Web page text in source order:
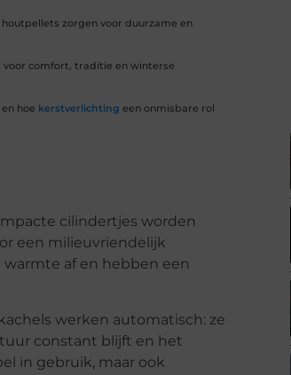
houtpellets zorgen voor duurzame en
comfort, traditie en winterse
hoe kerstverlichting een onmisbare rol
cilindertjes worden
een milieuvriendelijk
warmte af en hebben een
werken automatisch: ze
constant blijft en het
in gebruik, maar ook